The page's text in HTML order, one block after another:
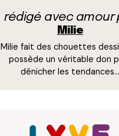
rédigé avec amour
Milie
Milie fait des chouettes
possède un véritable don
dénicher les tendances…